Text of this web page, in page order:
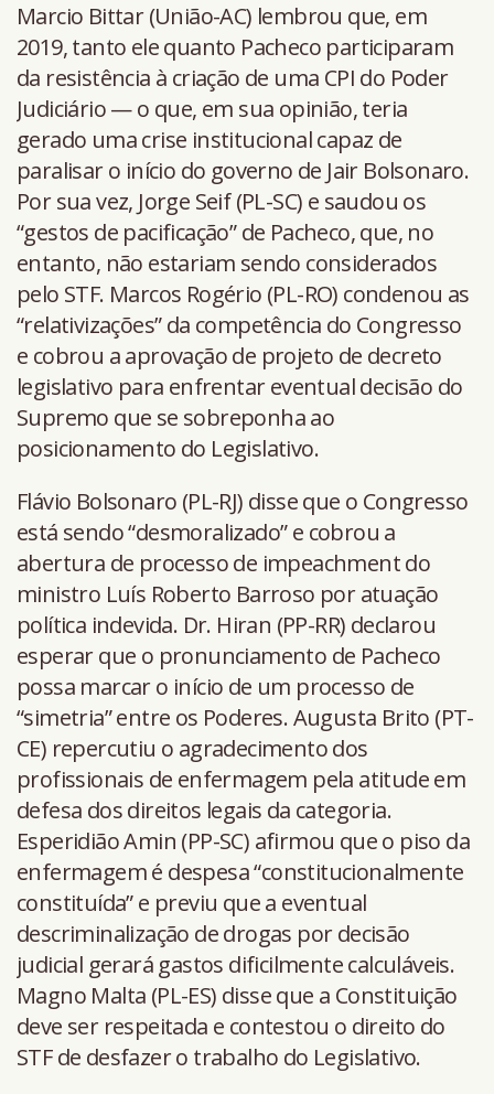
Marcio Bittar (União-AC) lembrou que, em
2019, tanto ele quanto Pacheco participaram
da resistência à criação de uma CPI do Poder
Judiciário — o que, em sua opinião, teria
gerado uma crise institucional capaz de
paralisar o início do governo de Jair Bolsonaro.
Por sua vez, Jorge Seif (PL-SC) e saudou os
“gestos de pacificação” de Pacheco, que, no
entanto, não estariam sendo considerados
pelo STF. Marcos Rogério (PL-RO) condenou as
“relativizações” da competência do Congresso
e cobrou a aprovação de projeto de decreto
legislativo para enfrentar eventual decisão do
Supremo que se sobreponha ao
posicionamento do Legislativo.
Flávio Bolsonaro (PL-RJ) disse que o Congresso
está sendo “desmoralizado” e cobrou a
abertura de processo de impeachment do
ministro Luís Roberto Barroso por atuação
política indevida. Dr. Hiran (PP-RR) declarou
esperar que o pronunciamento de Pacheco
possa marcar o início de um processo de
“simetria” entre os Poderes. Augusta Brito (PT-
CE) repercutiu o agradecimento dos
profissionais de enfermagem pela atitude em
defesa dos direitos legais da categoria.
Esperidião Amin (PP-SC) afirmou que o piso da
enfermagem é despesa “constitucionalmente
constituída” e previu que a eventual
descriminalização de drogas por decisão
judicial gerará gastos dificilmente calculáveis.
Magno Malta (PL-ES) disse que a Constituição
deve ser respeitada e contestou o direito do
STF de desfazer o trabalho do Legislativo.